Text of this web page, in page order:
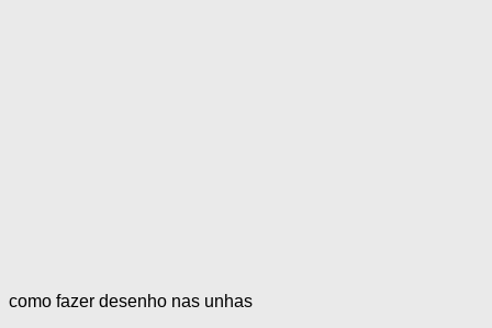
como fazer desenho nas unhas